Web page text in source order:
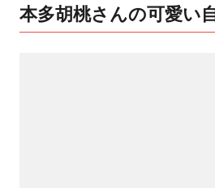
本多胡桃さんの可愛い